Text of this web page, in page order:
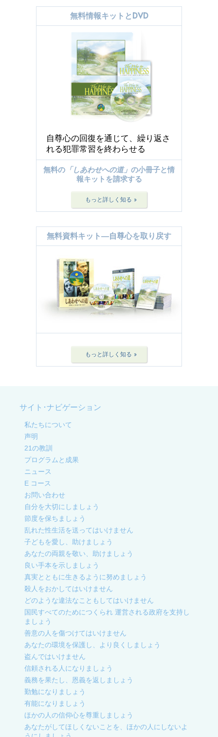
無料情報キットとDVD
自尊心の回復を通じて、繰り返さ
れる犯罪常習を終わらせる
無料の 「しあわせへの道」 の小冊子と情
報キットを請求する
もっと詳しく知る »
無料資料キット―自尊心を取り戻す
もっと詳しく知る »
サイト･ナビゲーション
私たちについて
声明
21の教訓
プログラムと成果
ニュース
E コース
お問い合わせ
自分を大切にしましょう
節度を保ちましょう
乱れた性生活を送ってはいけません
子どもを愛し、助けましょう
あなたの両親を敬い、助けましょう
良い手本を示しましょう
真実とともに生きるように努めましょう
殺人をおかしてはいけません
どのような違法なこともしてはいけません
国民すべてのためにつくられ 運営される政府を支持し
ましょう
善意の人を傷つけてはいけません
あなたの環境を保護し、より良くしましょう
盗んではいけません
信頼される人になりましょう
義務を果たし、恩義を返しましょう
勤勉になりましょう
有能になりましょう
ほかの人の信仰心を尊重しましょう
あなたがしてほしくないことを、ほかの人にしないよ